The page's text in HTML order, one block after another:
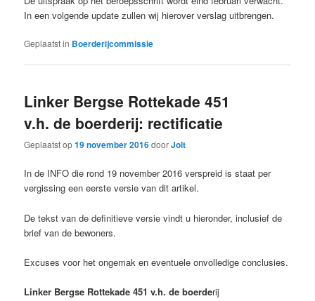
In een volgende update zullen wij hierover verslag uitbrengen.
Geplaatst in Boerderijcommissie
Linker Bergse Rottekade 451
v.h. de boerderij: rectificatie
Geplaatst op19 november 2016doorJolt
In de INFO die rond 19 november 2016 verspreid is staat per
vergissing een eerste versie van dit artikel.
De tekst van de definitieve versie vindt u hieronder, inclusief de
brief van de bewoners.
Excuses voor het ongemak en eventuele onvolledige conclusies.
Linker Bergse Rottekade 451 v.h. de boerderij